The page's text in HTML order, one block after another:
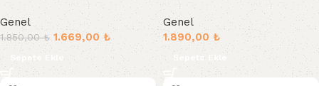
Genel
1.850,00₺ 1.669,00 ₺
Sepete Ekle
Genel
1.890,00 ₺
Sepete Ekle